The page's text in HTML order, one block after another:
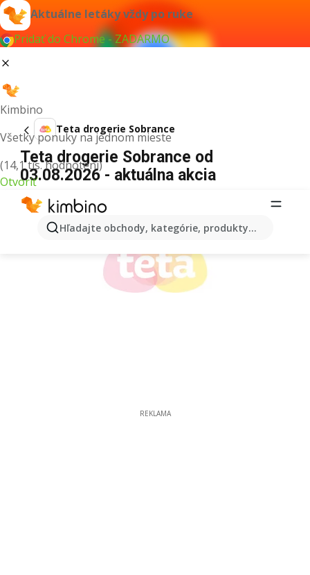
Aktuálne letáky vždy po ruke
Pridať do Chrome - ZADARMO
Kimbino
Všetky ponuky na jednom mieste
(14,1 tis. hodnotení)
Otvoriť
Hľadajte obchody, kategórie, produkty...
Teta drogerie Sobrance
Teta drogerie Sobrance od
03.08.2026 - aktuálna akcia
REKLAMA